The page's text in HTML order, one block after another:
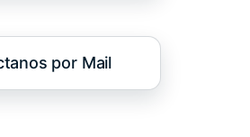
por Mail